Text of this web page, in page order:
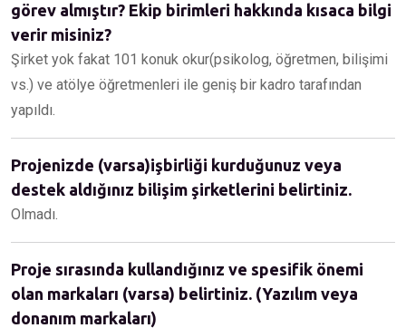
görev almıştır? Ekip birimleri hakkında kısaca bilgi
verir misiniz?
Şirket yok fakat 101 konuk okur(psikolog, öğretmen, bilişimi
vs.) ve atölye öğretmenleri ile geniş bir kadro tarafından
yapıldı.
Projenizde (varsa)işbirliği kurduğunuz veya
destek aldığınız bilişim şirketlerini belirtiniz.
Olmadı.
Proje sırasında kullandığınız ve spesifik önemi
olan markaları (varsa) belirtiniz. (Yazılım veya
donanım markaları)